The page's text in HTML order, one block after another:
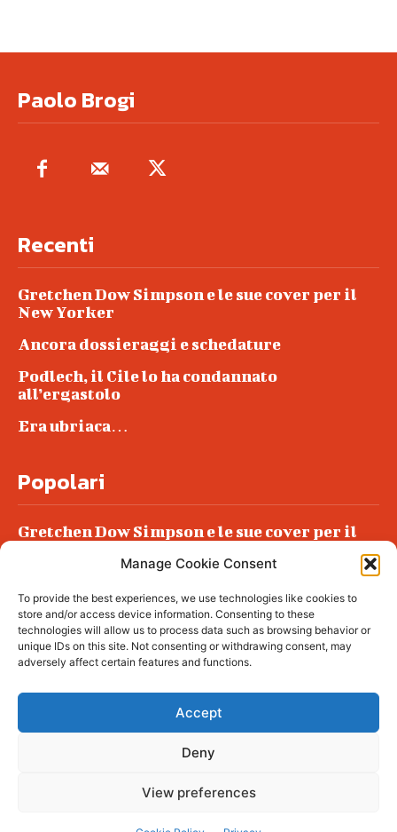
Manage Cookie Consent
To provide the best experiences, we use technologies like cookies to
store and/or access device information. Consenting to these
technologies will allow us to process data such as browsing behavior or
unique IDs on this site. Not consenting or withdrawing consent, may
adversely affect certain features and functions.
Accept
Deny
View preferences
Paolo Brogi
Recenti
Gretchen Dow Simpson e le sue cover per il
New Yorker
Ancora dossieraggi e schedature
Podlech, il Cile lo ha condannato
all’ergastolo
Era ubriaca…
Popolari
Gretchen Dow Simpson e le sue cover per il
Podlech, il Cile lo ha condannato
all’ergastolo
Era ubriaca…
© tagDiv - All rights reserved. Made with
complete News Portal about living, lifestyle,
fashion and wellness. Take your time and